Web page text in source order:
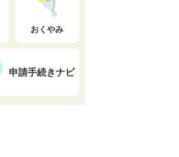
おくやみ
申請手続きナビ